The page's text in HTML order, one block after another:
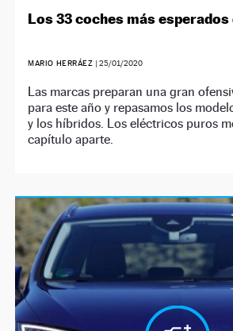
Los 33 coches más esperados
MARIO HERRÁEZ | 25/01/2020
Las marcas preparan una gran
para este año y repasamos los
y los híbridos. Los eléctricos puros
capítulo aparte.